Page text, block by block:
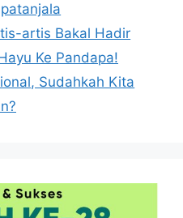
patanjala
artis Bakal Hadir
Ke Pandapa!
Sudahkah Kita